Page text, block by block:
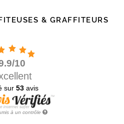
& GRAFFITEURS